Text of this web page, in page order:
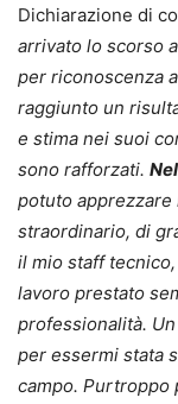
Dichiarazione di
arrivato lo scorso
per riconoscenza a
raggiunto un
e stima nei suoi
sono rafforzati.
potuto apprezzare
straordinario, di
il mio staff
lavoro prestato
professionalità.
per essermi stata
campo. Purtroppo